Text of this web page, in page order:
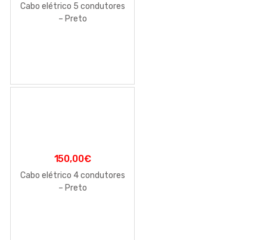
Cabo elétrico 5 condutores
– Preto
150,00€
Cabo elétrico 4 condutores
– Preto